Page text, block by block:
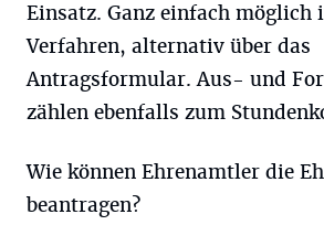
Einsatz. Ganz einfach möglich
Verfahren, alternativ über das
Antragsformular. Aus- und
zählen ebenfalls zum
Wie können Ehrenamtler die
beantragen?